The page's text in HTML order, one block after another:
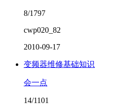
8/1797
cwp020_82
2010-09-17
变频器维修基础知识
会一点
14/1101